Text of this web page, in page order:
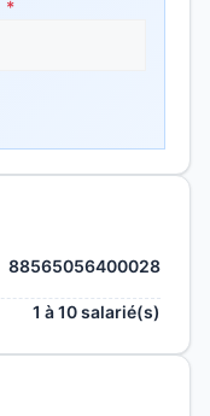
*
88565056400028
1 à 10 salarié(s)